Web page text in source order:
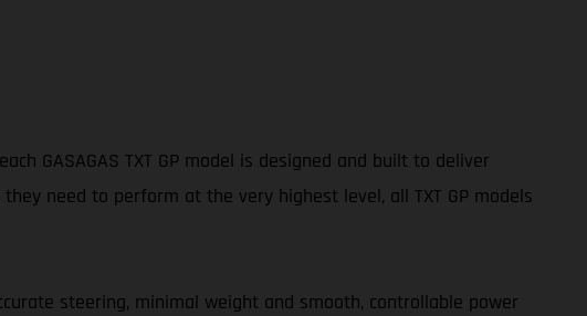
GASAGAS TXT GP model is designed and built to deliver
need to perform at the very highest level, all TXT GP models
steering, minimal weight and smooth, controllable power